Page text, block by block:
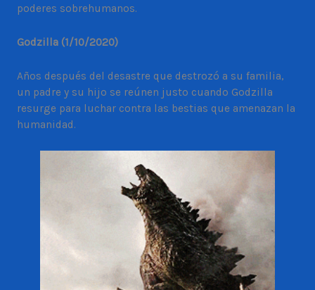
poderes sobrehumanos.
Godzilla (1/10/2020)
Años después del desastre que destrozó a su familia,
un padre y su hijo se reúnen justo cuando Godzilla
resurge para luchar contra las bestias que amenazan la
humanidad.